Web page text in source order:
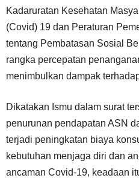
Kadaruratan Kesehatan
(Covid) 19 dan Peraturan
tentang Pembatasan Sosial
rangka percepatan
menimbulkan dampak
Dikatakan Ismu dalam surat
penurunan pendapatan ASN
terjadi peningkatan biaya
kebutuhan menjaga diri dan
ancaman Covid-19, keadaan